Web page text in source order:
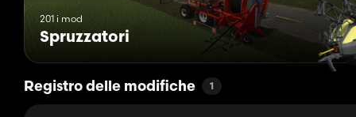
201 i mod
Spruzzatori
Registro delle modifiche 1